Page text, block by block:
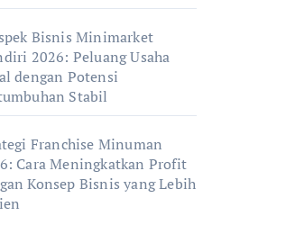
Bisnis Minimarket
2026: Peluang Usaha
dengan Potensi
Stabil
Franchise Minuman
Cara Meningkatkan Profit
Konsep Bisnis yang Lebih